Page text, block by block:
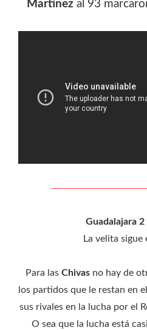
Martínez al 93
Guadalajara
La velita sigue
Para las Chivasno hay de
los partidos que le restan en
sus rivales en la lucha por el
O sea que la lucha está